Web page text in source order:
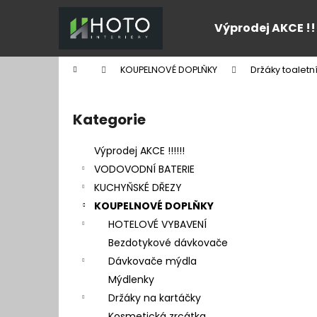
Výprodej AKCE
Domů KOUPELNOVÉ DOPLŇKY Držáky
Přeskočit
kategorie
Kategorie
Výprodej AKCE !!!!!!
VODOVODNÍ BATERIE
KUCHYŇSKÉ DŘEZY
KOUPELNOVÉ DOPLŇKY
HOTELOVÉ VYBAVENÍ
Bezdotykové dávkovače
Dávkovače mýdla
Mýdlenky
Držáky na kartáčky
í
Zpět
do
Zpět
do